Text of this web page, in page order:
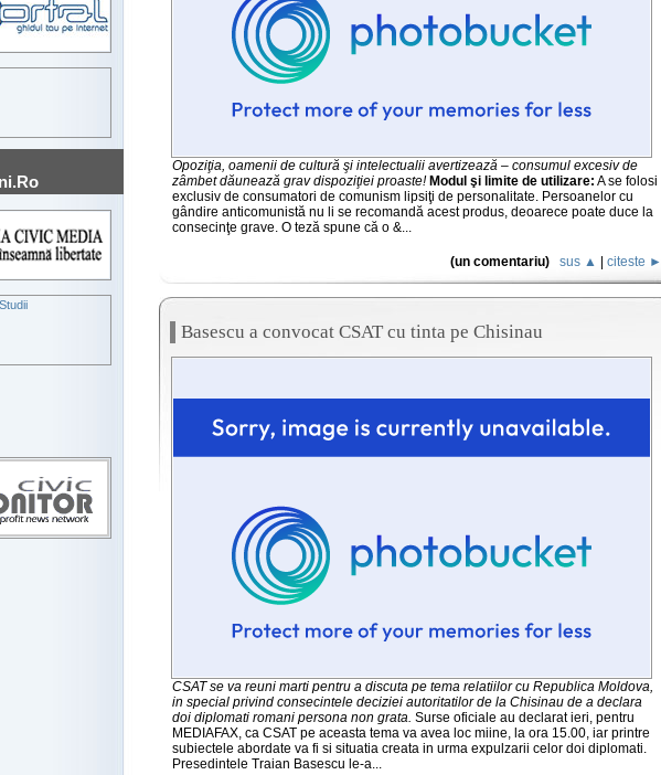
Opoziţia, oamenii de cultură şi intelectualii avertizează – consumul excesiv de
zâmbet dăunează grav dispoziţiei proaste! Modul şi limite de utilizare: A se folosi
exclusiv de consumatori de comunism lipsiţi de personalitate. Persoanelor cu
gândire anticomunistă nu li se recomandă acest produs, deoarece poate duce la
consecinţe grave. O teză spune că o &...
(un comentariu) sus ▲ citeste ►
Basescu a convocat CSAT cu tinta pe Chisinau
CSAT se va reuni marti pentru a discuta pe tema relatiilor cu Republica Moldova,
in special privind consecintele deciziei autoritatilor de la Chisinau de a declara
doi diplomati romani persona non grata. Surse oficiale au declarat ieri, pentru
MEDIAFAX, ca CSAT pe aceasta tema va avea loc miine, la ora 15.00, iar printre
subiectele abordate va fi si situatia creata in urma expulzarii celor doi diplomati.
Presedintele Traian Basescu le-a...